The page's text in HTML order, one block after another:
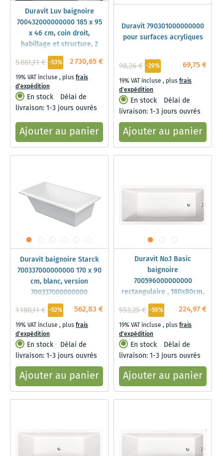
Duravit Luv baignoire
700432000000000 185 x 95
x 46 cm, coin droit,
habillage et structure, 2
Luv Duravit , blanc
2 730,65 €
5 861,11 € -53%
19% VAT incluse , plusfrais
d'expédition
En stock
Délai de
livraison: 1-3 jours ouvrés
Ajouter au panier
Duravit 790301000000000
pour surfaces acryliques
69,75 €
98,26 € -29%
19% VAT incluse , plusfrais
d'expédition
En stock
Délai de
livraison: 1-3 jours ouvrés
Ajouter au panier
Duravit baignoire Starck
700337000000000 170 x 90
cm, blanc, version
700337000000000
562,83 €
1 180,11 € -52%
19% VAT incluse , plusfrais
d'expédition
En stock
Délai de
livraison: 1-3 jours ouvrés
Ajouter au panier
Duravit No.1 Basic
baignoire
700596000000000
rectangulaire , 180x80cm,
avec dossier incliné, blanc
224,97 €
553,25 € -59%
19% VAT incluse , plusfrais
d'expédition
En stock
Délai de
livraison: 1-3 jours ouvrés
Ajouter au panier